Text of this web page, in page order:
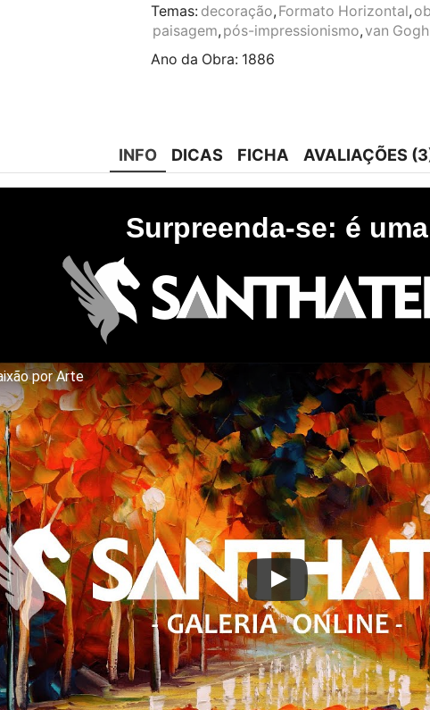
Temas: decoração, Formato Horizontal,
paisagem, pós-impressionismo,van Gogh
Ano da Obra: 1886
INFO DICAS FICHA AVALIAÇÕES
Surpreenda-se: é uma
por Arte